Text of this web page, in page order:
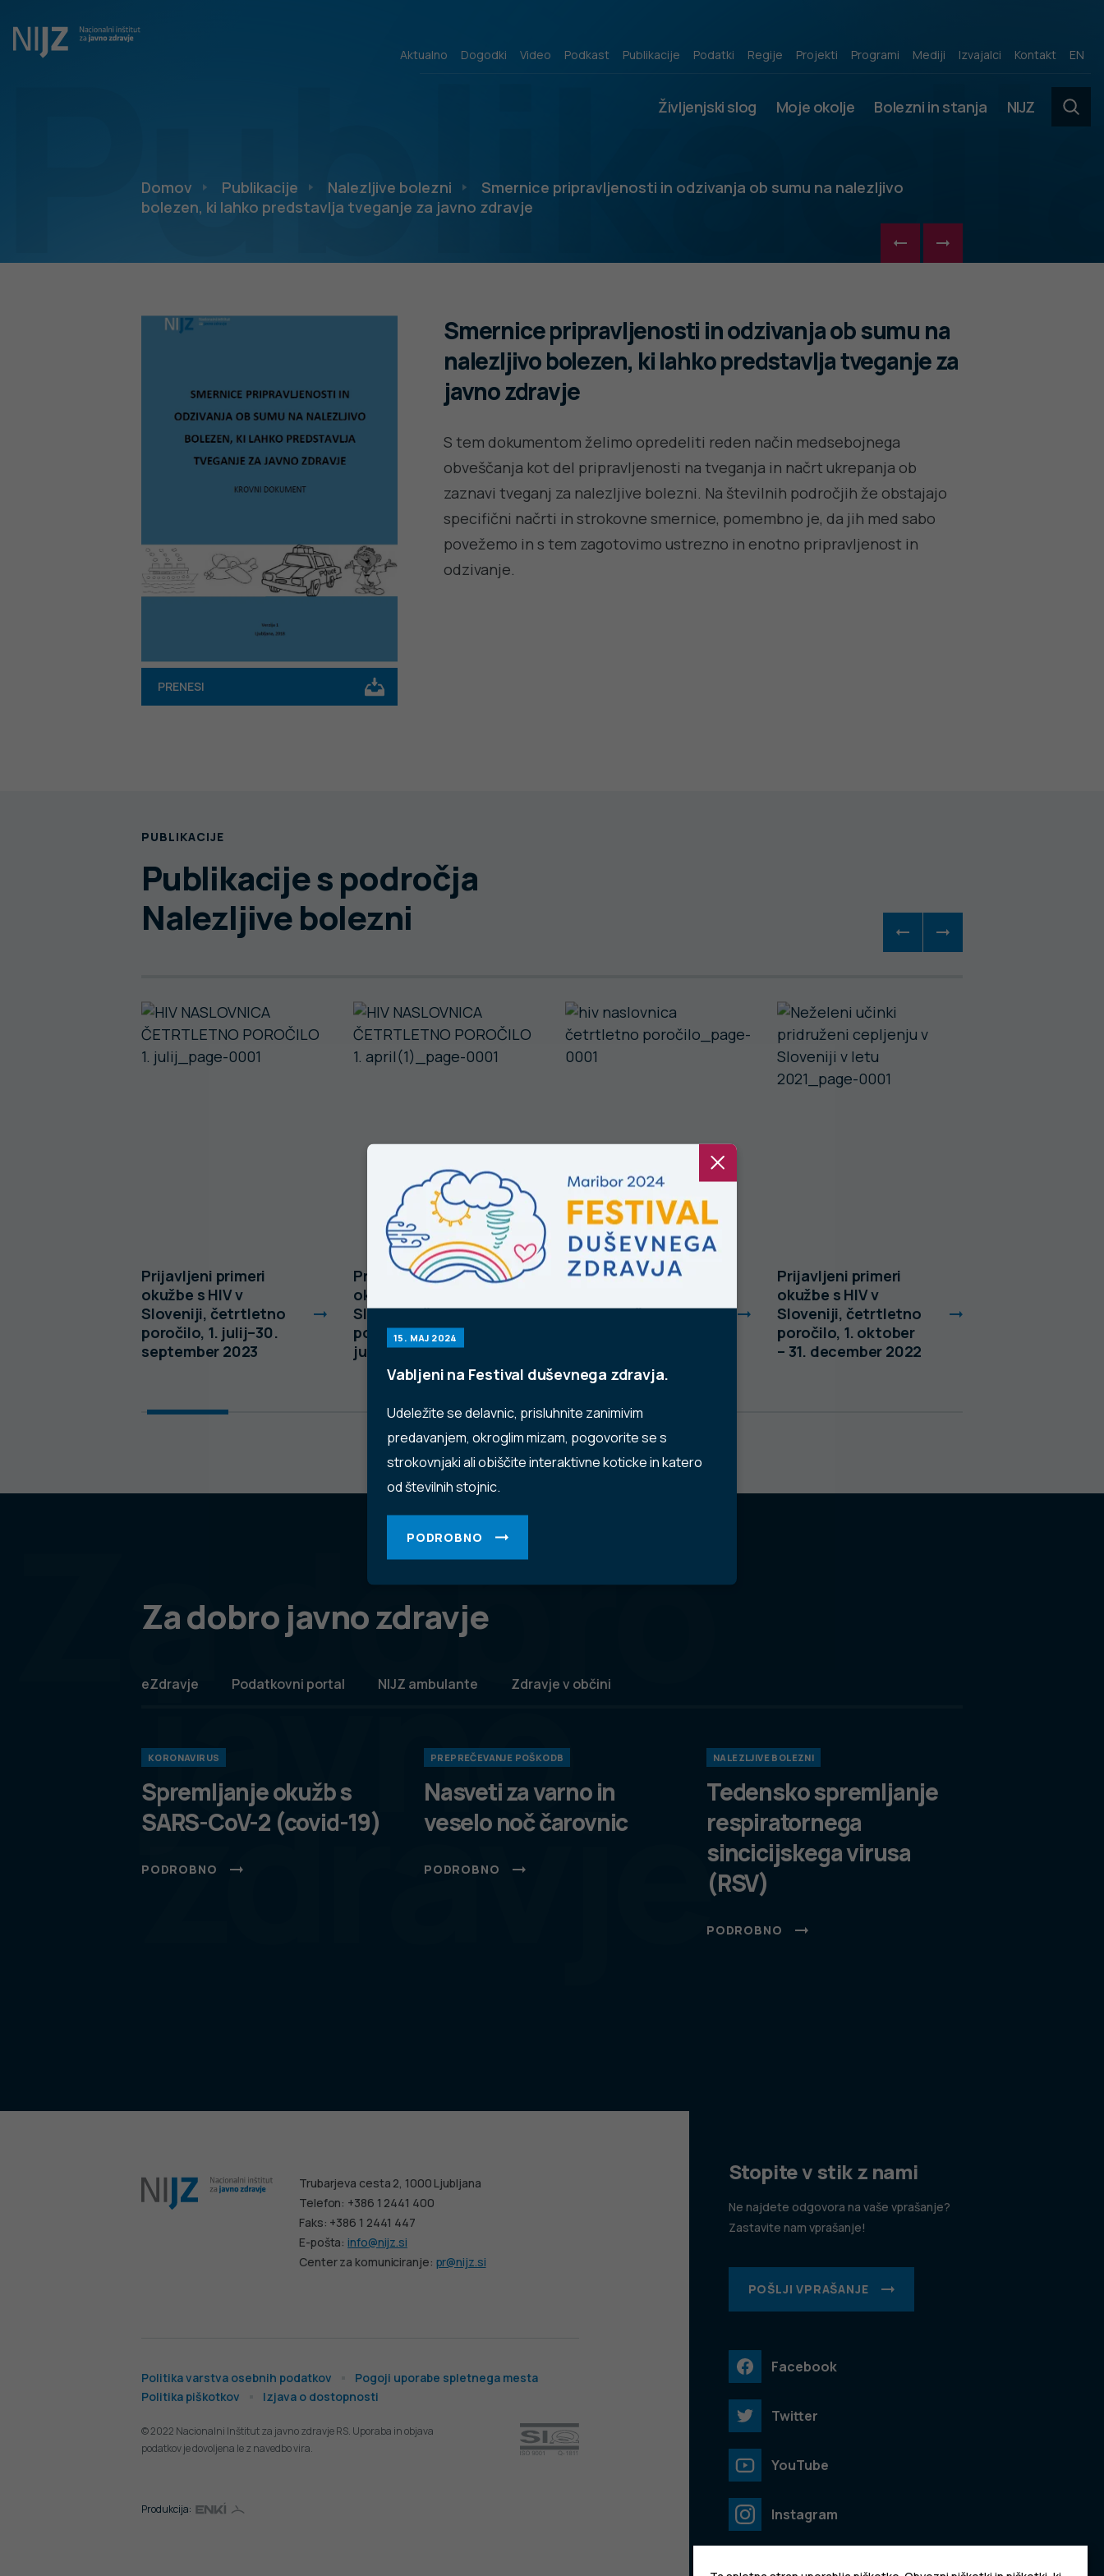
Aktualno Dogodki Video Podkast Publikacije Podatki Regije Projekti Programi Mediji Izvajalci Kontakt EN
Življenjski slog Moje okolje Bolezni in stanja NIJZ
15. MAJ 2024
Vabljeni na Festival duševnega zdravja.
Udeležite se delavnic, prisluhnite zanimivim
predavanjem, okroglim mizam, pogovorite se s
strokovnjaki ali obiščite interaktivne koticke in katero
od številnih stojnic.
PODROBNO
Domov Publikacije Nalezljive bolezni
Smernice pripravljenosti in odzivanja ob sumu na nalezljivo
bolezen, ki lahko predstavlja tveganje za javno zdravje
PRENESI
Smernice pripravljenosti in odzivanja ob sumu na
nalezljivo bolezen, ki lahko predstavlja tveganje za
javno zdravje
S tem dokumentom želimo opredeliti reden način medsebojnega
obveščanja kot del pripravljenosti na tveganja in načrt ukrepanja ob
zaznavi tveganj za nalezljive bolezni. Na številnih področjih že obstajajo
specifični načrti in strokovne smernice, pomembno je, da jih med sabo
povežemo in s tem zagotovimo ustrezno in enotno pripravljenost in
odzivanje.
PUBLIKACIJE
Publikacije s področja
Nalezljive bolezni
Prijavljeni primeri
okužbe s HIV v
Sloveniji, četrtletno
poročilo, 1. julij–30.
september 2023
Prijavljeni primeri
okužbe s HIV v
Sloveniji, četrtletno
poročilo, 1. april–30.
junij 2023
Prijavljeni primeri
Sloveniji, četrtletno
Prijavljeni primeri
okužbe s HIV v
Sloveniji, četrtletno
poročilo, 1. oktober
– 31. december 2022
Za dobro
javno
zdravje
Za dobro javno zdravje
eZdravje Podatkovni portal NIJZ ambulante Zdravje v občini
KORONAVIRUS
Spremljanje okužb s
SARS-CoV-2 (covid-19)
PODROBNO
PREPREČEVANJE POŠKODB
Nasveti za varno in
veselo noč čarovnic
PODROBNO
NALEZLJIVE BOLEZNI
Tedensko spremljanje
respiratornega
sincicijskega virusa
(RSV)
PODROBNO
Trubarjeva cesta 2, 1000 Ljubljana
Telefon: +386 1 2441 400
Faks: +386 1 2441 447
E-pošta:info@nijz.si
Center za komuniciranje: pr@nijz.si
Politika varstva osebnih podatkov
Pogoji uporabe spletnega mesta
Politika piškotkov
Izjava o dostopnosti
© 2022 Nacionalni Inštitut za javno zdravje RS. Uporaba in objava
podatkov je dovoljena le z navedbo vira.
Produkcija:
Stopite v stik z nami
Ne najdete odgovora na vaše vprašanje?
Zastavite nam vprašanje!
POŠLJI VPRAŠANJE
Facebook
Twitter
YouTube
Instagram